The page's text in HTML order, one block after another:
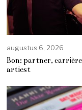
augustus 6, 2026
Bon: partner,
artiest